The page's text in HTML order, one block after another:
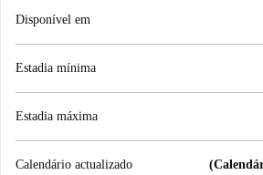
Disponível em
Estadia mínima
Estadia máxima
Calendário actualizado